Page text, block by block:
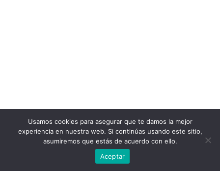
Usamos cookies para asegurar que te damos la mejor
experiencia en nuestra web. Si continúas usando este sitio,
asumiremos que estás de acuerdo con ello.
Aceptar